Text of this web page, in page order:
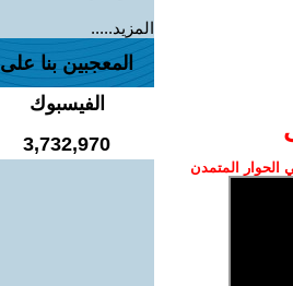
المتمدن
المزيد.....
المعجبين بنا على
الفيسبوك
3,732,970